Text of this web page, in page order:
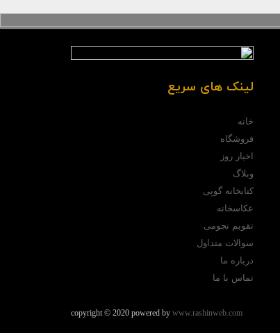
لینک های سریع
خانه
فروشگاه
اخبار روز
وبلاگ
کتابخانه گوپی
عکاسخانه
تقویم نجومی
سوالات متداول
درباره ما
تماس با ما
copyright © 2020 powered by www.rashinweb.com